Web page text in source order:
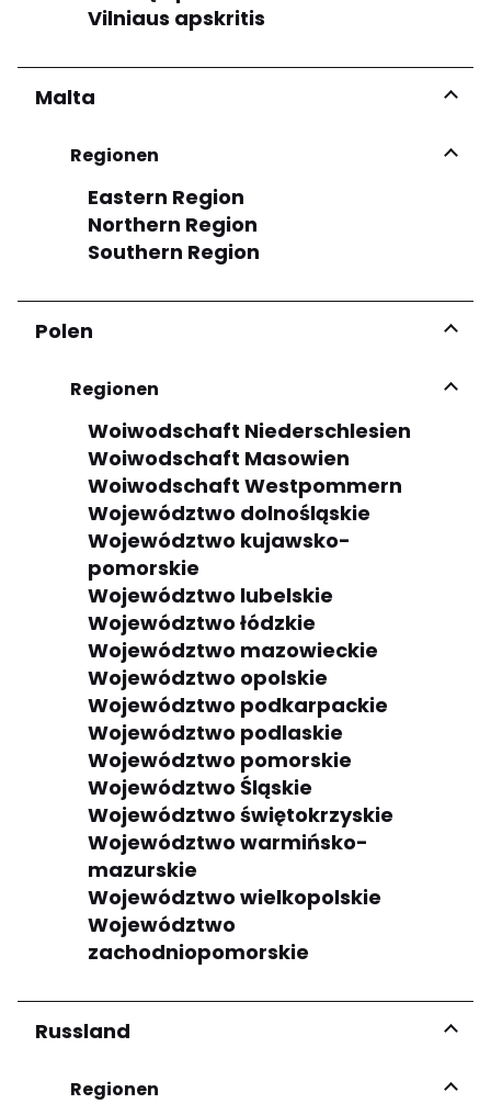
Vilniaus apskritis
Malta
Regionen
Eastern Region
Northern Region
Southern Region
Polen
Regionen
Woiwodschaft Niederschlesien
Woiwodschaft Masowien
Woiwodschaft Westpommern
Województwo dolnośląskie
Województwo kujawsko-
pomorskie
Województwo lubelskie
Województwo łódzkie
Województwo mazowieckie
Województwo opolskie
Województwo podkarpackie
Województwo podlaskie
Województwo pomorskie
Województwo Śląskie
Województwo świętokrzyskie
Województwo warmińsko-
mazurskie
Województwo wielkopolskie
Województwo
zachodniopomorskie
Russland
Regionen